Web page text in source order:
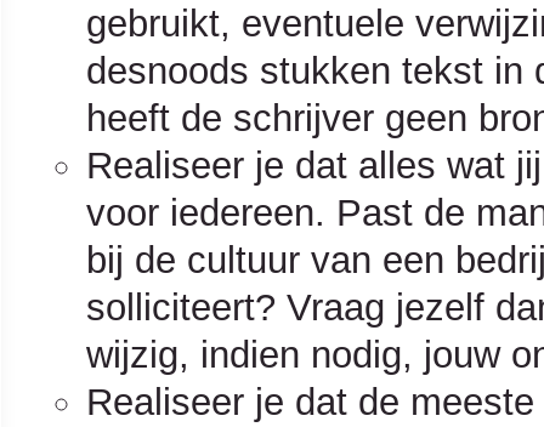
gebruikt, eventuele
desnoods stukken tekst in
heeft de schrijver geen
Realiseer je dat alles wat
voor iedereen. Past de
bij de cultuur van een
solliciteert? Vraag jezelf
wijzig, indien nodig, jouw
Realiseer je dat de